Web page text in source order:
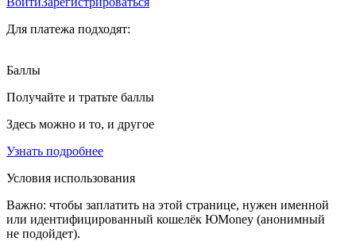
Для платежа подходят:
Баллы
Получайте и тратьте баллы
Здесь можно и то, и другое
Узнать подробнее
Условия использования
Важно: чтобы заплатить на этой странице, нужен именной
или идентифицированный кошелёк ЮMoney (анонимный
не подойдет).